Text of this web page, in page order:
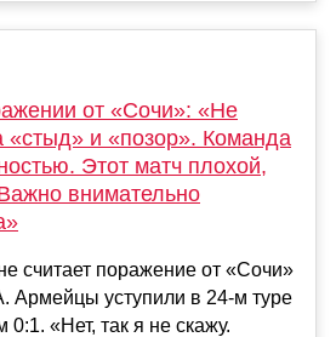
от «Сочи»: «Не
и «позор». Команда
Этот матч плохой,
внимательно
считает поражение от «Сочи»
Армейцы уступили в 24-м туре
«Нет, так я не скажу.